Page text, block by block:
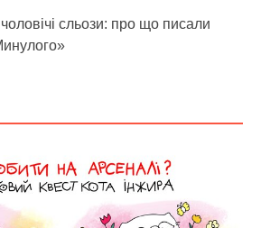
сльози: про що писали